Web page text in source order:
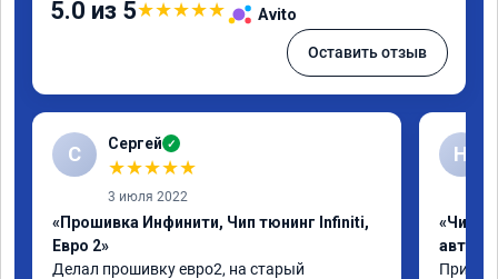
5.0 из 5★★★★★ Avito
Оставить отзыв
С Сергей ✓
★★★★★
3 июля 2022
«Прошивка Инфинити, Чип тюнинг Infiniti,
Евро 2»
Делал прошивку евро2, на старый
Н
«Чип